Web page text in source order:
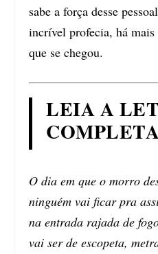
sabe a força desse
incrível profecia, há
que se chegou.
LEIA A
O dia em que o morro
ninguém vai ficar pra
na entrada rajada de
vai ser de escopeta,